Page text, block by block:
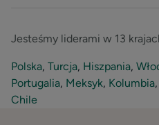
Jesteśmy liderami w 13
Polska, Turcja, Hiszpania,
Portugalia, Meksyk, Kolumbia,
Chile